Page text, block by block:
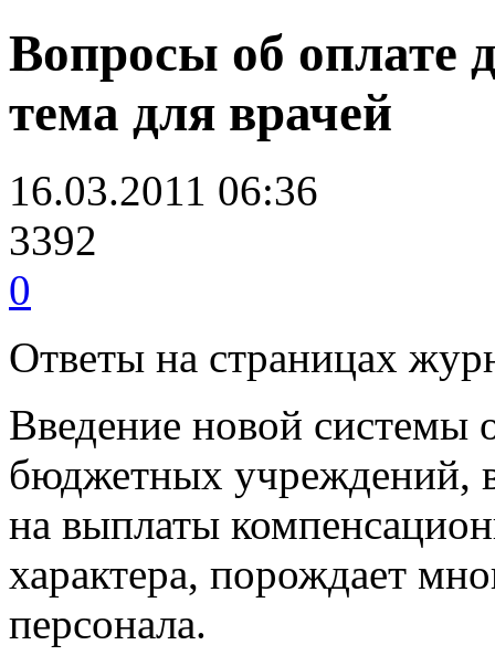
Вопросы об оплате
тема для врачей
16.03.2011 06:36
3392
0
Ответы на страницах
Введение новой системы
бюджетных учреждений,
на выплаты
характера, порождает
персонала.